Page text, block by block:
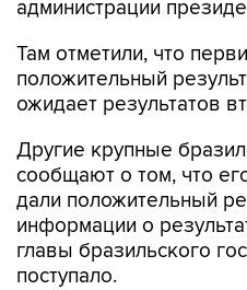
администрации
Там отметили, что
положительный
ожидает результатов
Другие крупные
сообщают о том, что
дали положительный
информации о
главы бразильского
поступало.